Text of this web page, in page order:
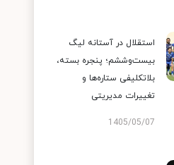
استقلال در آستانه لیگ
بیست‌وششم؛ پنجره بسته،
بلاتکلیفی ستاره‌ها و
تغییرات مدیریتی
1405/05/07